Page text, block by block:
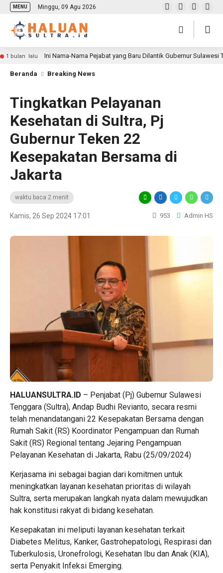
MENU Minggu, 09 Agu 2026
1 bulan lalu Ini Nama-Nama Pejabat yang Baru Dilantik Gubernur Sulawesi
Beranda Breaking News
Tingkatkan Pelayanan
Kesehatan di Sultra, Pj
Gubernur Teken 22
Kesepakatan Bersama di
Jakarta
waktu baca 2 menit
Kamis, 26 Sep 2024 17:01 953 Admin HS
HALUANSULTRA.ID – Penjabat (Pj) Gubernur Sulawesi
Tenggara (Sultra), Andap Budhi Revianto, secara resmi
telah menandatangani 22 Kesepakatan Bersama dengan
Rumah Sakit (RS) Koordinator Pengampuan dan Rumah
Sakit (RS) Regional tentang Jejaring Pengampuan
Pelayanan Kesehatan di Jakarta, Rabu (25/09/2024)
Kerjasama ini sebagai bagian dari komitmen untuk
meningkatkan layanan kesehatan prioritas di wilayah
Sultra, serta merupakan langkah nyata dalam mewujudkan
hak konstitusi rakyat di bidang kesehatan.
Kesepakatan ini meliputi layanan kesehatan terkait
Diabetes Melitus, Kanker, Gastrohepatologi, Respirasi dan
Tuberkulosis, Uronefrologi, Kesehatan Ibu dan Anak (KIA),
serta Penyakit Infeksi Emerging.